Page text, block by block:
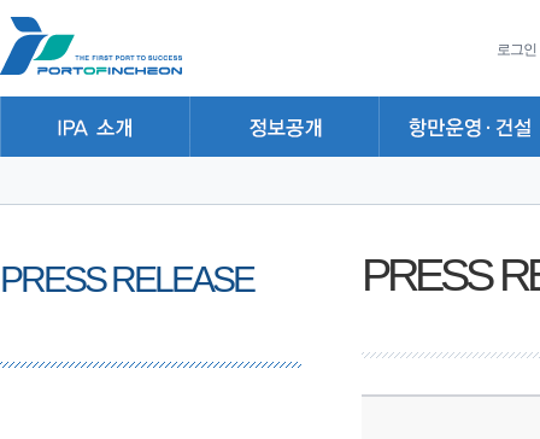
로그인
PRESS RELEASE PRESS